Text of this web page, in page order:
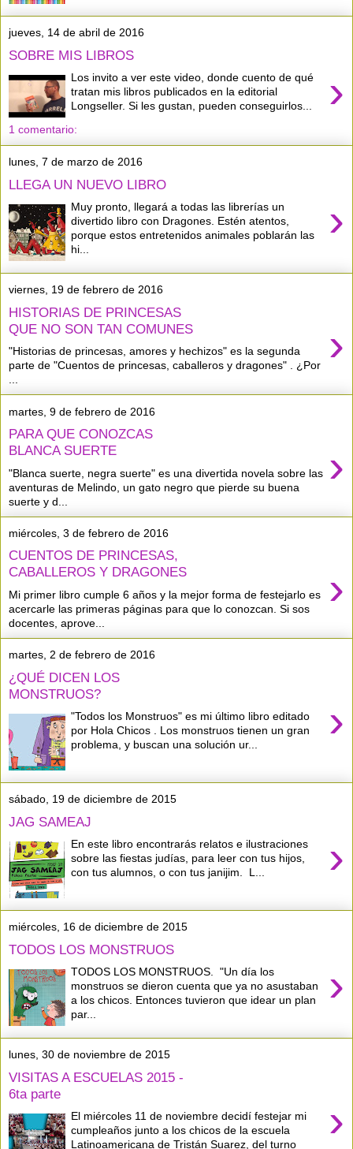
jueves, 14 de abril de 2016
SOBRE MIS LIBROS
›
Los invito a ver este video, donde cuento de qué
tratan mis libros publicados en la editorial
Longseller. Si les gustan, pueden conseguirlos...
1 comentario:
lunes, 7 de marzo de 2016
LLEGA UN NUEVO LIBRO
›
Muy pronto, llegará a todas las librerías un
divertido libro con Dragones. Estén atentos,
porque estos entretenidos animales poblarán las
hi...
viernes, 19 de febrero de 2016
HISTORIAS DE PRINCESAS
QUE NO SON TAN COMUNES
›
"Historias de princesas, amores y hechizos" es la segunda
parte de "Cuentos de princesas, caballeros y dragones" . ¿Por
...
martes, 9 de febrero de 2016
PARA QUE CONOZCAS
BLANCA SUERTE
›
"Blanca suerte, negra suerte" es una divertida novela sobre las
aventuras de Melindo, un gato negro que pierde su buena
suerte y d...
miércoles, 3 de febrero de 2016
CUENTOS DE PRINCESAS,
CABALLEROS Y DRAGONES
›
Mi primer libro cumple 6 años y la mejor forma de festejarlo es
acercarle las primeras páginas para que lo conozcan. Si sos
docentes, aprove...
martes, 2 de febrero de 2016
¿QUÉ DICEN LOS
MONSTRUOS?
›
"Todos los Monstruos" es mi último libro editado
por Hola Chicos . Los monstruos tienen un gran
problema, y buscan una solución ur...
sábado, 19 de diciembre de 2015
JAG SAMEAJ
›
En este libro encontrarás relatos e ilustraciones
sobre las fiestas judías, para leer con tus hijos,
con tus alumnos, o con tus janijim. L...
miércoles, 16 de diciembre de 2015
TODOS LOS MONSTRUOS
›
TODOS LOS MONSTRUOS. "Un día los
monstruos se dieron cuenta que ya no asustaban
a los chicos. Entonces tuvieron que idear un plan
par...
lunes, 30 de noviembre de 2015
VISITAS A ESCUELAS 2015 -
6ta parte
›
El miércoles 11 de noviembre decidí festejar mi
cumpleaños junto a los chicos de la escuela
Latinoamericana de Tristán Suarez, del turno